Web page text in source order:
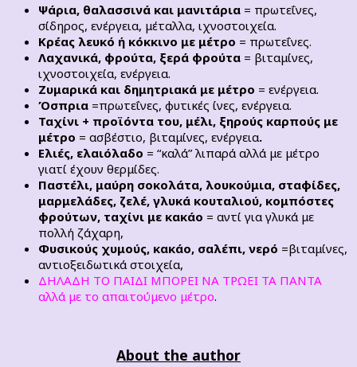
Ψάρια, θαλασσινά και μανιτάρια = πρωτεΐνες,
σίδηρος, ενέργεια, μέταλλα, ιχνοστοιχεία.
Κρέας λευκό ή κόκκινο με μέτρο = πρωτεΐνες.
Λαχανικά, φρούτα, ξερά φρούτα = βιταμίνες,
ιχνοστοιχεία, ενέργεια.
Ζυμαρικά και δημητριακά με μέτρο = ενέργεια.
Όσπρια =πρωτεΐνες, φυτικές ίνες, ενέργεια.
Ταχίνι + προϊόντα του, μέλι, ξηρούς καρπούς με
μέτρο = ασβέστιο, βιταμίνες, ενέργεια.
Ελιές, ελαιόλαδο = “καλά” λιπαρά αλλά με μέτρο
γιατί έχουν θερμίδες.
Παστέλι, μαύρη σοκολάτα, λουκούμια, σταφίδες,
μαρμελάδες, ζελέ, γλυκά κουταλιού, κομπόστες
φρούτων, ταχίνι με κακάο = αντί για γλυκά με
πολλή ζάχαρη,
Φυσικούς χυμούς, κακάο, σαλέπι, νερό =βιταμίνες,
αντιοξειδωτικά στοιχεία,
ΔΗΛΑΔΗ ΤΟ ΠΑΙΔΙ ΜΠΟΡΕΙ ΝΑ ΤΡΩΕΙ ΤΑ ΠΑΝΤΑ
αλλά με το απαιτούμενο μέτρο.
About the author